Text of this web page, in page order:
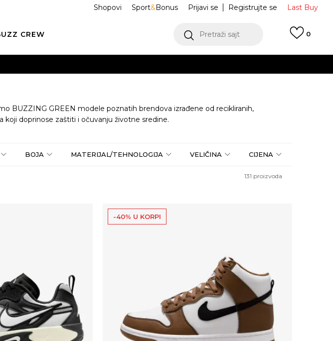
Last Buy
Prijavi se Registrujte se
Shopovi Sport&Bonus
CREW Pretraži sajt 0
Svaki radni dan od 09-16h
u BUZZ shopu po tvom izboru POGLEDAJ VIŠE
BUZZING GREEN modele poznatih brendova izrađene od recikliranih,
koji doprinose zaštiti i očuvanju životne sredine.
BOJA MATERIJAL/TEHNOLOGIJA VELIČINA CIJENA
131 proizvoda
-40% U KORPI